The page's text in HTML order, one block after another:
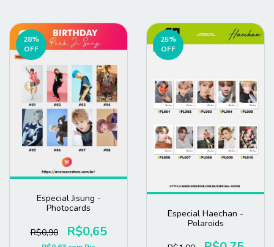
28%
OFF
Especial Jisung -
Photocards
R$0,90 R$0,65
25%
OFF
Especial Haechan -
Polaroids